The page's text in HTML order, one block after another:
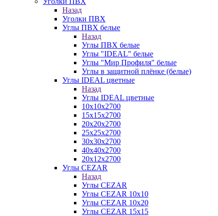
Назад
Уголки ПВХ
Углы ПВХ белые
Назад
Углы ПВХ белые
Углы "IDEAL" белые
Углы "Мир Профиля" белые
Углы в защитной плёнке (белые)
Углы IDEAL цветные
Назад
Углы IDEAL цветные
10х10х2700
15х15х2700
20х20х2700
25х25х2700
30х30х2700
40х40х2700
20х12х2700
Углы CEZAR
Назад
Углы CEZAR
Углы CEZAR 10х10
Углы CEZAR 10х20
Углы CEZAR 15х15